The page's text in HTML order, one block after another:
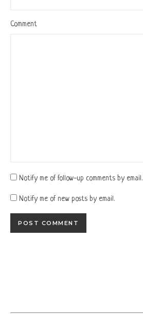
Comment
Notify me of follow-up comments by email.
Notify me of new posts by email.